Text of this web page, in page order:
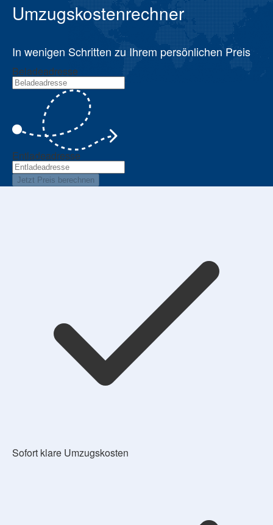
Umzugskostenrechner
In wenigen Schritten zu Ihrem persönlichen Preis
Beladeadresse
Entladeadresse
Jetzt Preis berechnen
Sofort klare Umzugskosten